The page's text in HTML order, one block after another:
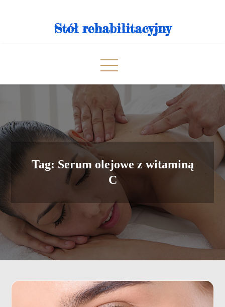
Stół rehabilitacyjny
Tag: Serum olejowe z witaminą
C